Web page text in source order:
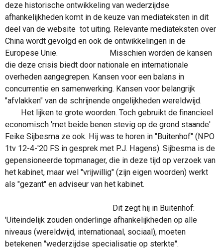
deze historische ontwikkeling van wederzijdse
afhankelijkheden komt in de keuze van mediateksten in dit
deel van de website tot uiting. Relevante mediateksten over
China wordt gevolgd en ook de ontwikkelingen in de
Europese Unie.
Misschien worden de kansen
die deze crisis biedt door nationale en internationale
overheden aangegrepen. Kansen voor een balans in
concurrentie en samenwerking. Kansen voor belangrijk
"afvlakken" van de schrijnende ongelijkheden wereldwijd.
Het lijken te grote woorden. Toch gebruikt de financieel
economisch 'met beide benen stevig op de grond staande'
Feike Sijbesma ze ook. Hij was te horen in "Buitenhof" (NPO
1tv 12-4-'20 FS in gesprek met P.J. Hagens). Sijbesma is de
gepensioneerde topmanager, die in deze tijd op verzoek van
het kabinet, maar wel "vrijwillig" (zijn eigen woorden) werkt
als "gezant" en adviseur van het kabinet.
Dit zegt hij in Buitenhof:
'Uiteindelijk zouden onderlinge afhankelijkheden op alle
niveaus (wereldwijd, internationaal, sociaal), moeten
betekenen "wederzijdse specialisatie op sterkte".